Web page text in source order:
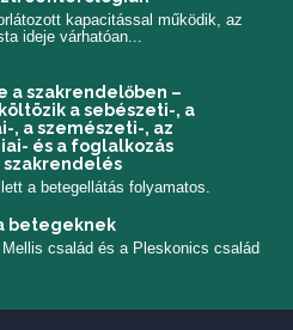
kapacitással működik, az
ideje várhatóan...
a szakrendelőben –
a sebészeti-, a
, a szemészeti-, az
és a foglalkozás
a betegellátás folyamatos.
betegeknek
család és a Pleskonics család